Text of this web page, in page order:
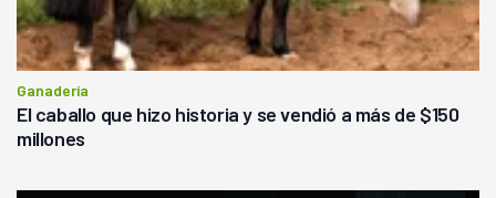
Ganadería
El caballo que hizo historia y se vendió a más de $150
millones